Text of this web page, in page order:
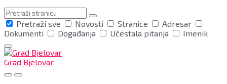
Pretraga
Pretraži sve
Novosti Stranice
Adresar
Dokumenti
Događanja Učestala pitanja Imenik
Grad Bjelovar